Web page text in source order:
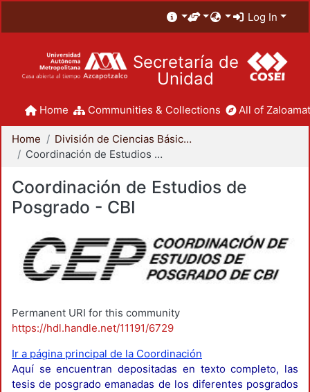
Log In
Secretaría de
Unidad
Home Communities & Collections All of
Home
División de Ciencias Básicas e Ingeniería
Coordinación de Estudios de Posgrado - CBI
Coordinación de Estudios de
Posgrado - CBI
Permanent URI for this community
https://hdl.handle.net/11191/6729
Ir a página principal de la Coordinación
Aquí se encuentran depositadas en texto completo, las
tesis de posgrado emanadas de los diferentes posgrados